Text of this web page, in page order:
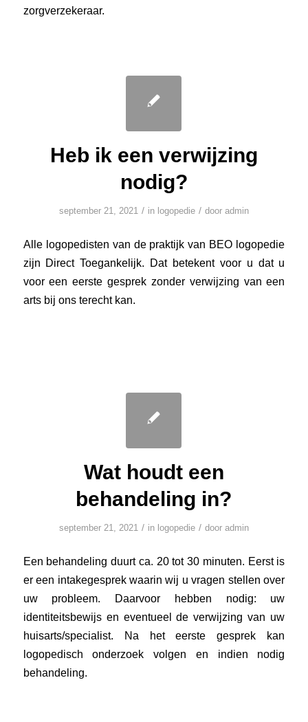
zorgverzekeraar.
Heb ik een verwijzing
nodig?
september 21, 2021 / in logopedie / door admin
Alle logopedisten van de praktijk van BEO logopedie
zijn Direct Toegankelijk. Dat betekent voor u dat u
voor een eerste gesprek zonder verwijzing van een
arts bij ons terecht kan.
Wat houdt een
behandeling in?
september 21, 2021 / in logopedie / door admin
Een behandeling duurt ca. 20 tot 30 minuten. Eerst is
er een intakegesprek waarin wij u vragen stellen over
uw probleem. Daarvoor hebben nodig: uw
identiteitsbewijs en eventueel de verwijzing van uw
huisarts/specialist. Na het eerste gesprek kan
logopedisch onderzoek volgen en indien nodig
behandeling.